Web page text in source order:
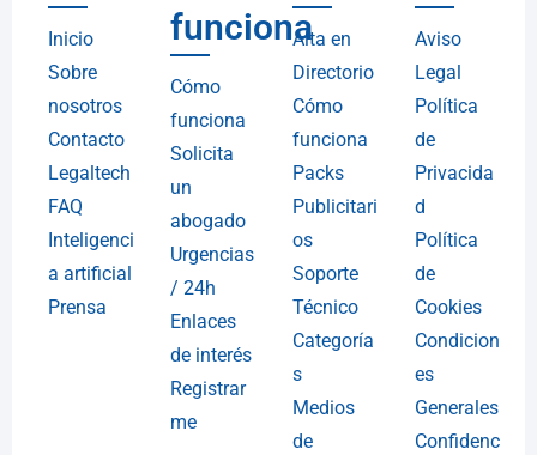
Inicio
Sobre
nosotros
Contacto
Legaltech
FAQ
Inteligenci
a artificial
Prensa
funciona
Cómo
funciona
Solicita
un
abogado
Urgencias
/ 24h
Enlaces
de interés
Registrar
me
Alta en
Directorio
Cómo
funciona
Packs
Publicitari
os
Soporte
Técnico
Categoría
s
Medios
de
Aviso
Legal
Política
de
Privacida
d
Política
de
Cookies
Condicion
es
Generales
Confidenc